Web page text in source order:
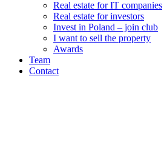
Real estate for IT companies
Real estate for investors
Invest in Poland – join club
I want to sell the property
Awards
Team
Contact